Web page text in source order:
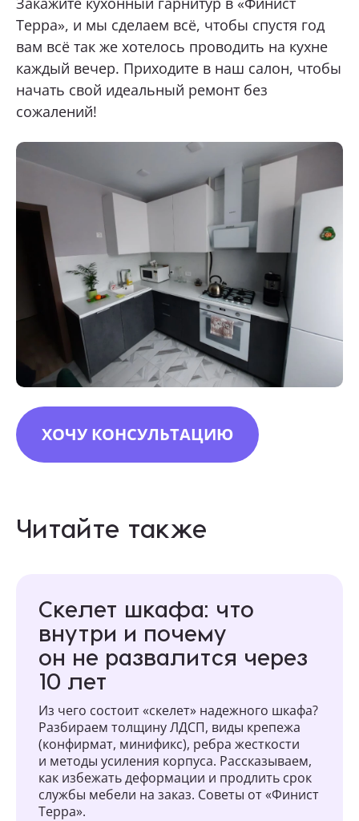
Терра», и мы сделаем всё, чтобы спустя год
вам всё так же хотелось проводить на кухне
каждый вечер. Приходите в наш салон, чтобы
начать свой идеальный ремонт без
сожалений!
ХОЧУ КОНСУЛЬТАЦИЮ
Читайте также
Скелет шкафа: что
внутри и почему
он не развалится через
10 лет
Из чего состоит «скелет» надежного шкафа?
Разбираем толщину ЛДСП, виды крепежа
(конфирмат, минификс), ребра жесткости
и методы усиления корпуса. Рассказываем,
как избежать деформации и продлить срок
службы мебели на заказ. Советы от «Финист
Терра».